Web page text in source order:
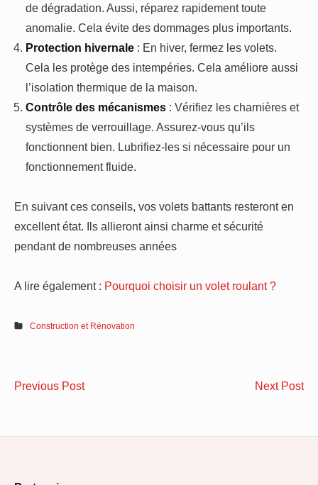
de dégradation. Aussi, réparez rapidement toute
anomalie. Cela évite des dommages plus importants.
Protection hivernale : En hiver, fermez les volets.
Cela les protège des intempéries. Cela améliore aussi
l’isolation thermique de la maison.
Contrôle des mécanismes : Vérifiez les charnières et
systèmes de verrouillage. Assurez-vous qu’ils
fonctionnent bien. Lubrifiez-les si nécessaire pour un
fonctionnement fluide.
En suivant ces conseils, vos volets battants resteront en
excellent état. Ils allieront ainsi charme et sécurité
pendant de nombreuses années
A lire également : Pourquoi choisir un volet roulant ?
Construction et Rénovation
Navigation
Previous PostPréservez
Next Post